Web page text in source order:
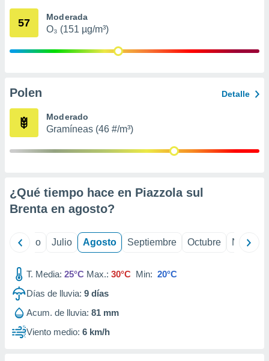
e
publicidad
1199
57 Moderada
O₃ (151 µg/m³)
Polen Detalle
Moderado
Gramíneas (46 #/m³)
¿Qué tiempo hace en Piazzola sul
Brenta en agosto?
Junio Julio Agosto Septiembre Octubre
T. Media: 25°C Max.: 30°C Min: 20°C
Días de lluvia: 9 días
Acum. de lluvia: 81 mm
Viento medio: 6 km/h